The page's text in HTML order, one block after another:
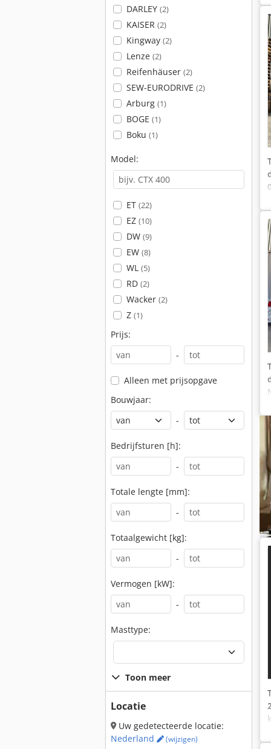
DARLEY (2)
KAISER (2)
Kingway (2)
Lenze (2)
Reifenhäuser (2)
SEW-EURODRIVE (2)
Arburg (1)
BOGE (1)
Boku (1)
Model:
ET (22)
EZ (10)
DW (9)
EW (8)
WL (5)
RD (2)
Wacker (2)
Z (1)
Prijs:
-
Alleen met prijsopgave
Bouwjaar:
-
Bedrijfsturen [h]:
-
Totale lengte [mm]:
-
Totaalgewicht [kg]:
-
Vermogen [kW]:
-
Masttype:
Toon meer
Locatie
Uw gedetecteerde locatie:
Nederland
(wijzigen)
0